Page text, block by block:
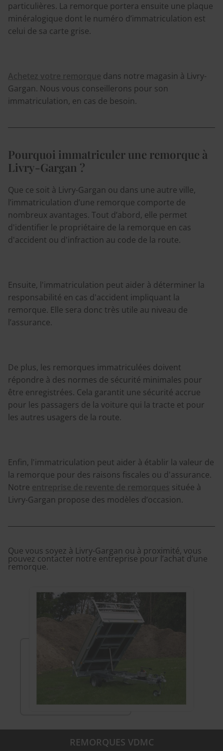
particulières. La remorque portera ensuite une plaque
minéralogique dont le numéro d’immatriculation est
celui de sa carte grise.
Achetez votre remorque dans notre magasin à Livry-
Gargan. Nous vous conseillerons pour son
immatriculation, en cas de besoin.
Pourquoi immatriculer une remorque à
Livry-Gargan ?
Que ce soit à Livry-Gargan ou dans une autre ville,
l’immatriculation d’une remorque comporte de
nombreux avantages. Tout d’abord, elle permet
d'identifier le propriétaire de la remorque en cas
d'accident ou d'infraction au code de la route.
Ensuite, l'immatriculation peut aider à déterminer la
responsabilité en cas d'accident impliquant la
remorque. Elle sera donc très utile au niveau de
l’assurance.
De plus, les remorques immatriculées doivent
répondre à des normes de sécurité minimales pour
être enregistrées. Cela garantit une sécurité accrue
pour les passagers de la voiture qui la tracte et pour
les autres usagers de la route.
Enfin, l'immatriculation peut aider à établir la valeur de
la remorque pour des raisons fiscales ou d'assurance.
Notre entreprise de revente de remorques située à
Livry-Gargan propose des modèles d’occasion.
Que vous soyez à Livry-Gargan ou à proximité, vous
pouvez contacter notre entreprise pour l’achat d’une
remorque.
REMORQUES VDMC